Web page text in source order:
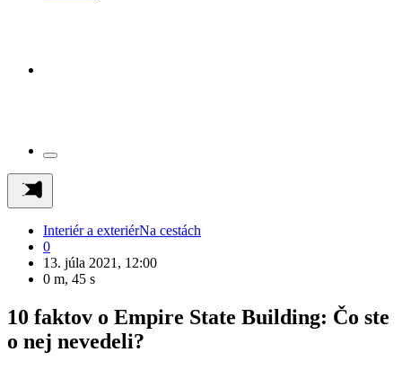
Interiér a exteriérNa cestách
0
13. júla 2021, 12:00
0 m, 45 s
10 faktov o Empire State Building: Čo ste
o nej nevedeli?